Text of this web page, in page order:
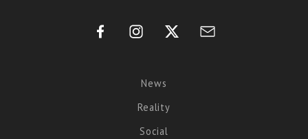
News
Reality
Social